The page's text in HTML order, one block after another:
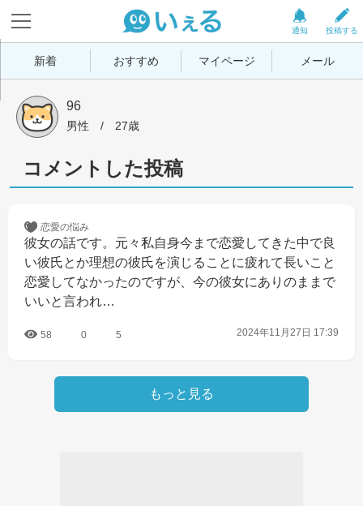
投稿する
通知
新着 おすすめ マイページ メール
96
男性 / 27歳
コメントした投稿
恋愛の悩み
彼女の話です。元々私自身今まで恋愛してきた中で良
い彼氏とか理想の彼氏を演じることに疲れて長いこと
恋愛してなかったのですが、今の彼女にありのままで
いいと言われ…
58 0 5 2024年11月27日 17:39
もっと見る